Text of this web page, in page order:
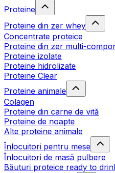
Proteine
Proteine din zer whey
Concentrate proteice
Proteine din zer multi-
Proteine izolate
Proteine hidrolizate
Proteine Clear
Proteine animale
Colagen
Proteine din carne de vită
Proteine de noapte
Alte proteine animale
Înlocuitori pentru mese
Înlocuitori de masă pulbere
Băuturi proteice ready to